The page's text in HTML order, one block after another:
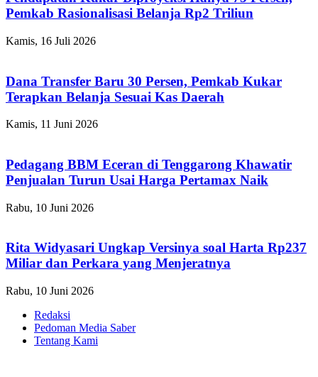
Pemkab Rasionalisasi Belanja Rp2 Triliun
Kamis, 16 Juli 2026
Dana Transfer Baru 30 Persen, Pemkab Kukar
Terapkan Belanja Sesuai Kas Daerah
Kamis, 11 Juni 2026
Pedagang BBM Eceran di Tenggarong Khawatir
Penjualan Turun Usai Harga Pertamax Naik
Rabu, 10 Juni 2026
Rita Widyasari Ungkap Versinya soal Harta Rp237
Miliar dan Perkara yang Menjeratnya
Rabu, 10 Juni 2026
Redaksi
Pedoman Media Saber
Tentang Kami